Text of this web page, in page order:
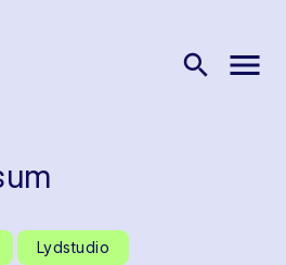
search menu
Lydstudio